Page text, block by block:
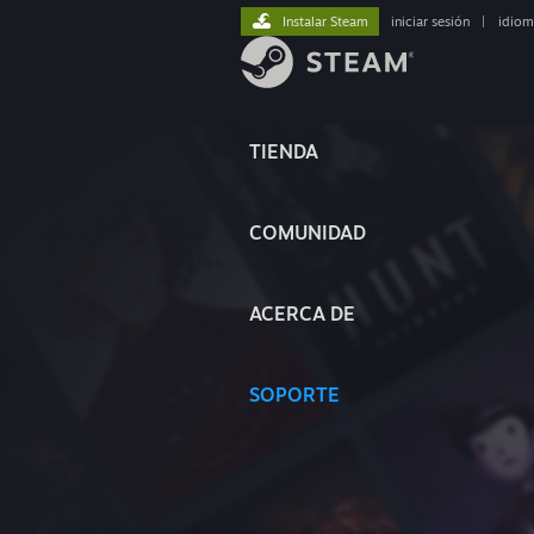
TIENDA
COMUNIDAD
ACERCA DE
SOPORTE
Instalar Steam iniciar sesión